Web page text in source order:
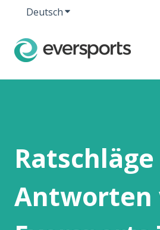
DeutschUntermenü für
Antworten